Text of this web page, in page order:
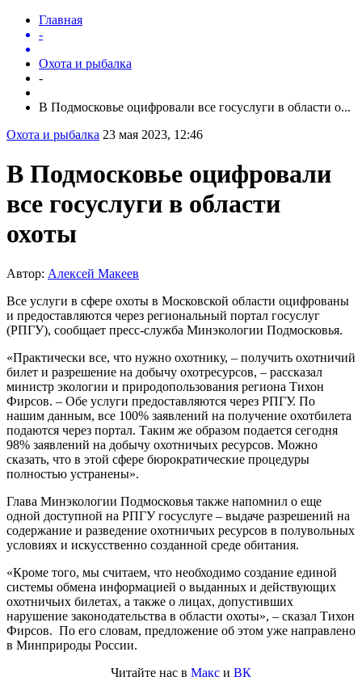
Главная
-
Охота и рыбалка
-
В Подмосковье оцифровали все госуслуги в области о...
Охота и рыбалка 23 мая 2023, 12:46
В Подмосковье оцифровали
все госуслуги в области
охоты
Автор: Алексей Макеев
Все услуги в сфере охоты в Московской области оцифрованы
и предоставляются через региональный портал госуслуг
(РПГУ), сообщает пресс-служба Минэкологии Подмосковья.
«Практически все, что нужно охотнику, – получить охотничий
билет и разрешение на добычу охотресурсов, – рассказал
министр экологии и природопользования региона Тихон
Фирсов. – Обе услуги предоставляются через РПГУ. По
нашим данным, все 100% заявлений на получение охотбилета
подаются через портал. Таким же образом подается сегодня
98% заявлений на добычу охотничьих ресурсов. Можно
сказать, что в этой сфере бюрократические процедуры
полностью устранены».
Глава Минэкологии Подмосковья также напомнил о еще
одной доступной на РПГУ госуслуге – выдаче разрешений на
содержание и разведение охотничьих ресурсов в полувольных
условиях и искусственно созданной среде обитания.
«Кроме того, мы считаем, что необходимо создание единой
системы обмена информацией о выданных и действующих
охотничьих билетах, а также о лицах, допустивших
нарушение законодательства в области охоты», – сказал Тихон
Фирсов. По его словам, предложение об этом уже направлено
в Минприроды России.
Читайте нас в Макс и ВК